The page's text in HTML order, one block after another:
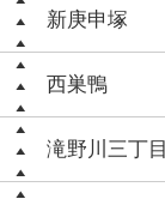
新庚申塚
西巣鴨
滝野川三丁目